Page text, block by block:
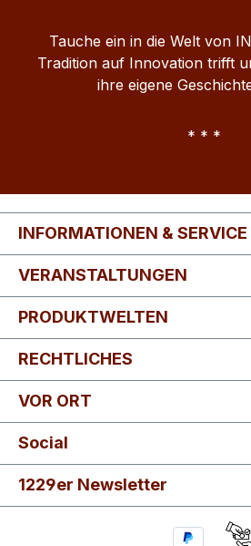
Tauche ein in die Welt von
Tradition auf Innovation trifft
ihre eigene
* * *
INFORMATIONEN & SERVICE
VERANSTALTUNGEN
PRODUKTWELTEN
RECHTLICHES
VOR ORT
Social
1229er Newsletter